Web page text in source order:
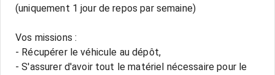
(uniquement 1 jour de repos par semaine)
Vos missions :
- Récupérer le véhicule au dépôt,
- S'assurer d'avoir tout le matériel nécessaire pour le